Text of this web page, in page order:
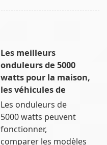
Les meilleurs
onduleurs de 5000
watts pour la maison,
les véhicules de
Les onduleurs de
5000 watts peuvent
fonctionner,
comparer les modèles